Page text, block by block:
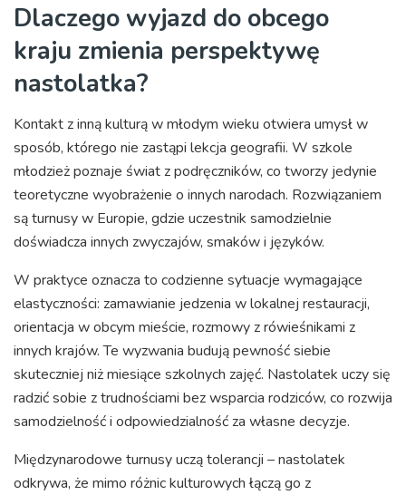
Dlaczego wyjazd do obcego
kraju zmienia perspektywę
nastolatka?
Kontakt z inną kulturą w młodym wieku otwiera umysł w
sposób, którego nie zastąpi lekcja geografii. W szkole
młodzież poznaje świat z podręczników, co tworzy jedynie
teoretyczne wyobrażenie o innych narodach. Rozwiązaniem
są turnusy w Europie, gdzie uczestnik samodzielnie
doświadcza innych zwyczajów, smaków i języków.
W praktyce oznacza to codzienne sytuacje wymagające
elastyczności: zamawianie jedzenia w lokalnej restauracji,
orientacja w obcym mieście, rozmowy z rówieśnikami z
innych krajów. Te wyzwania budują pewność siebie
skuteczniej niż miesiące szkolnych zajęć. Nastolatek uczy się
radzić sobie z trudnościami bez wsparcia rodziców, co rozwija
samodzielność i odpowiedzialność za własne decyzje.
Międzynarodowe turnusy uczą tolerancji – nastolatek
odkrywa, że mimo różnic kulturowych łączą go z